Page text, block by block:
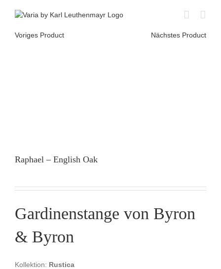
Voriges Product
Nächstes Product
Raphael – English Oak
Gardinenstange von Byron
& Byron
Kollektion: Rustica